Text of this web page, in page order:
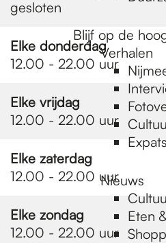
Blijf op de
Verhalen
Expats
Nieuws
Eten
gesloten
Elke donderdag
12.00 - 22.00 uur
Elke vrijdag
12.00 - 22.00 uur
Elke zaterdag
12.00 - 22.00 uur
Elke zondag
12.00 - 22.00 uur